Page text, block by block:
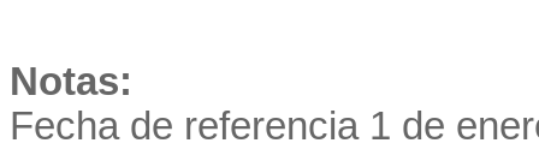
Notas:
Fecha de referencia 1 de